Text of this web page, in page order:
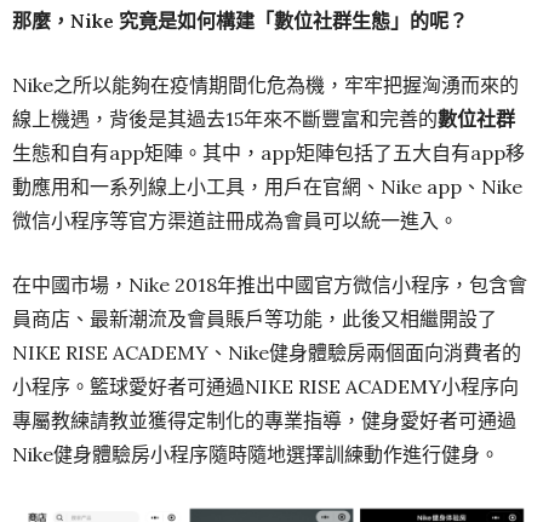
那麼，Nike 究竟是如何構建「數位社群生態」的呢？
Nike之所以能夠在疫情期間化危為機，牢牢把握洶湧而來的
線上機遇，背後是其過去15年來不斷豐富和完善的數位社群
生態和自有app矩陣。其中，app矩陣包括了五大自有app移
動應用和一系列線上小工具，用戶在官網、Nike app、Nike
微信小程序等官方渠道註冊成為會員可以統一進入。
在中國市場，Nike 2018年推出中國官方微信小程序， 包含會
員商店、最新潮流及會員賬戶等功能，此後又相繼開設了
NIKE RISE ACADEMY、Nike健身體驗房兩個面向消費者的
小程序。籃球愛好者可通過NIKE RISE ACADEMY小程序向
專屬教練請教並獲得定制化的專業指導，健身愛好者可通過
Nike健身體驗房小程序隨時隨地選擇訓練動作進行健身。